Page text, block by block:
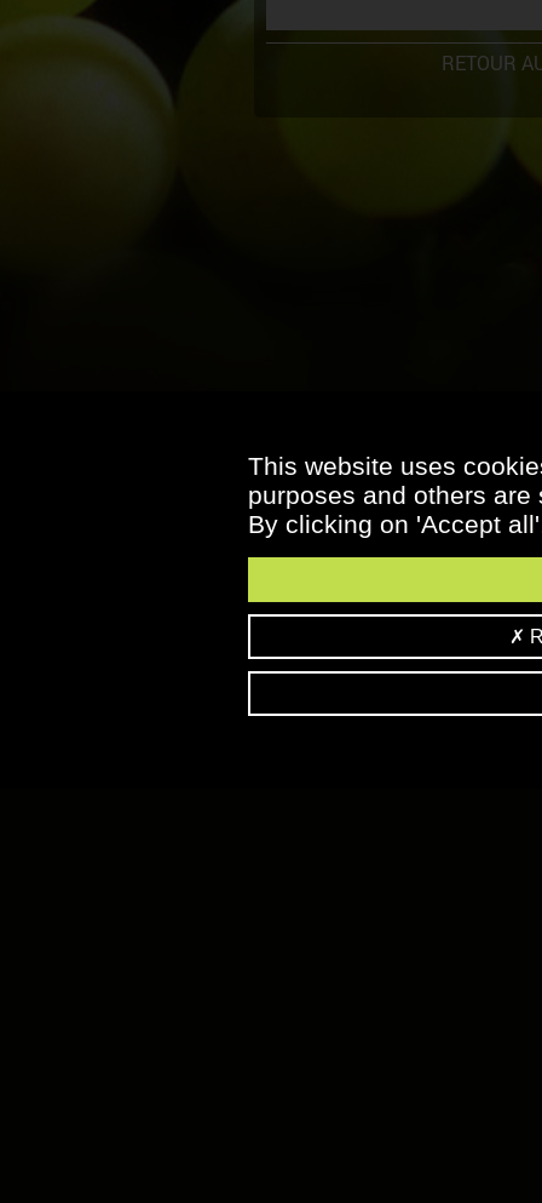
RETOUR
This website uses
purposes and others
By clicking on 'Accept